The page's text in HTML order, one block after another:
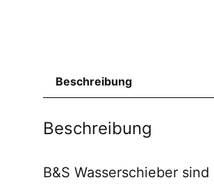
Beschreibung
Beschreibung
B&S Wasserschieber sind